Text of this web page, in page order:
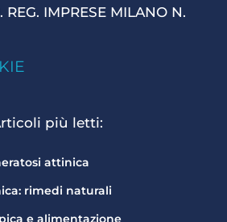
REG. IMPRESE MILANO N.
più letti:
attinica
rimedi naturali
e alimentazione